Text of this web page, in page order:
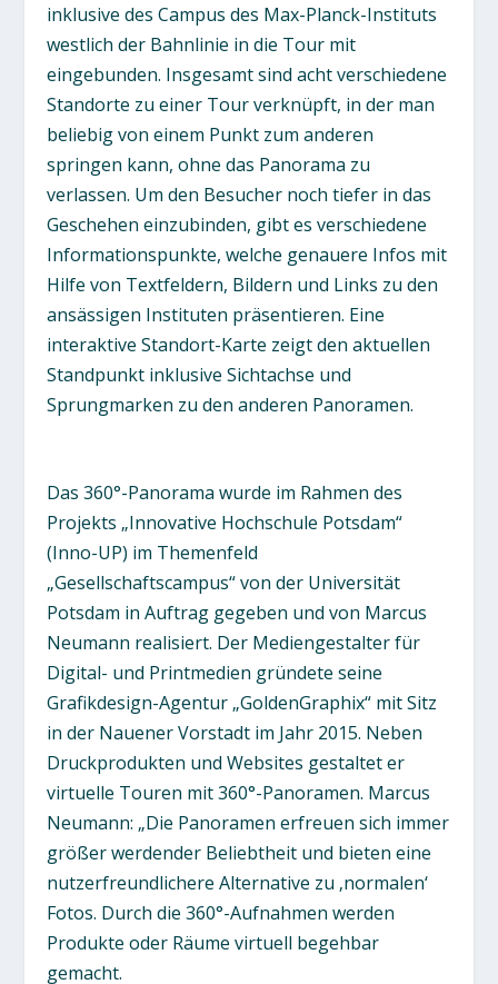
inklusive des Campus des Max-Planck-Instituts
westlich der Bahnlinie in die Tour mit
eingebunden. Insgesamt sind acht verschiedene
Standorte zu einer Tour verknüpft, in der man
beliebig von einem Punkt zum anderen
springen kann, ohne das Panorama zu
verlassen. Um den Besucher noch tiefer in das
Geschehen einzubinden, gibt es verschiedene
Informationspunkte, welche genauere Infos mit
Hilfe von Textfeldern, Bildern und Links zu den
ansässigen Instituten präsentieren. Eine
interaktive Standort-Karte zeigt den aktuellen
Standpunkt inklusive Sichtachse und
Sprungmarken zu den anderen Panoramen.
Das 360°-Panorama wurde im Rahmen des
Projekts „Innovative Hochschule Potsdam“
(Inno-UP) im Themenfeld
„Gesellschaftscampus“ von der Universität
Potsdam in Auftrag gegeben und von Marcus
Neumann realisiert. Der Mediengestalter für
Digital- und Printmedien gründete seine
Grafikdesign-Agentur „GoldenGraphix“ mit Sitz
in der Nauener Vorstadt im Jahr 2015. Neben
Druckprodukten und Websites gestaltet er
virtuelle Touren mit 360°-Panoramen. Marcus
Neumann: „Die Panoramen erfreuen sich immer
größer werdender Beliebtheit und bieten eine
nutzerfreundlichere Alternative zu ‚normalen‘
Fotos. Durch die 360°-Aufnahmen werden
Produkte oder Räume virtuell begehbar
gemacht.